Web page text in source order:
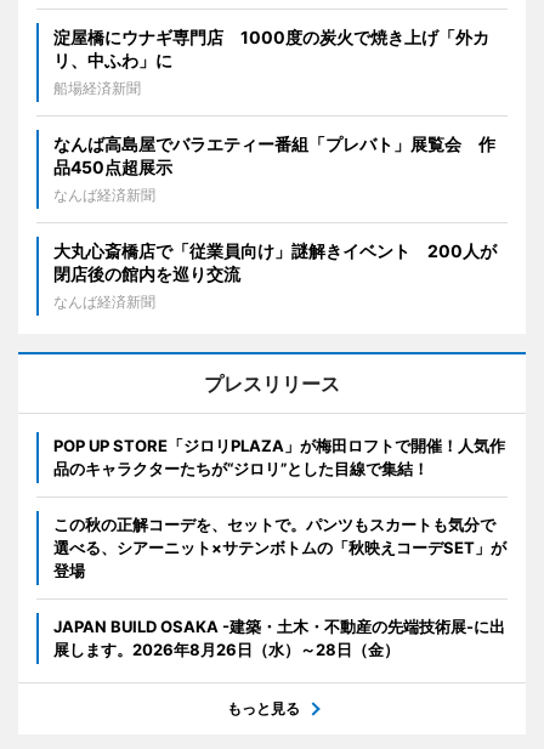
淀屋橋にウナギ専門店 1000度の炭火で焼き上げ「外カ
リ、中ふわ」に
船場経済新聞
なんば高島屋でバラエティー番組「プレバト」展覧会 作
品450点超展示
なんば経済新聞
大丸心斎橋店で「従業員向け」謎解きイベント 200人が
閉店後の館内を巡り交流
なんば経済新聞
プレスリリース
POP UP STORE「ジロリPLAZA」が梅田ロフトで開催！人気作
品のキャラクターたちが“ジロリ”とした目線で集結！
この秋の正解コーデを、セットで。パンツもスカートも気分で
選べる、シアーニット×サテンボトムの「秋映えコーデSET」が
登場
JAPAN BUILD OSAKA -建築・土木・不動産の先端技術展-に出
展します。2026年8月26日（水）～28日（金）
もっと見る